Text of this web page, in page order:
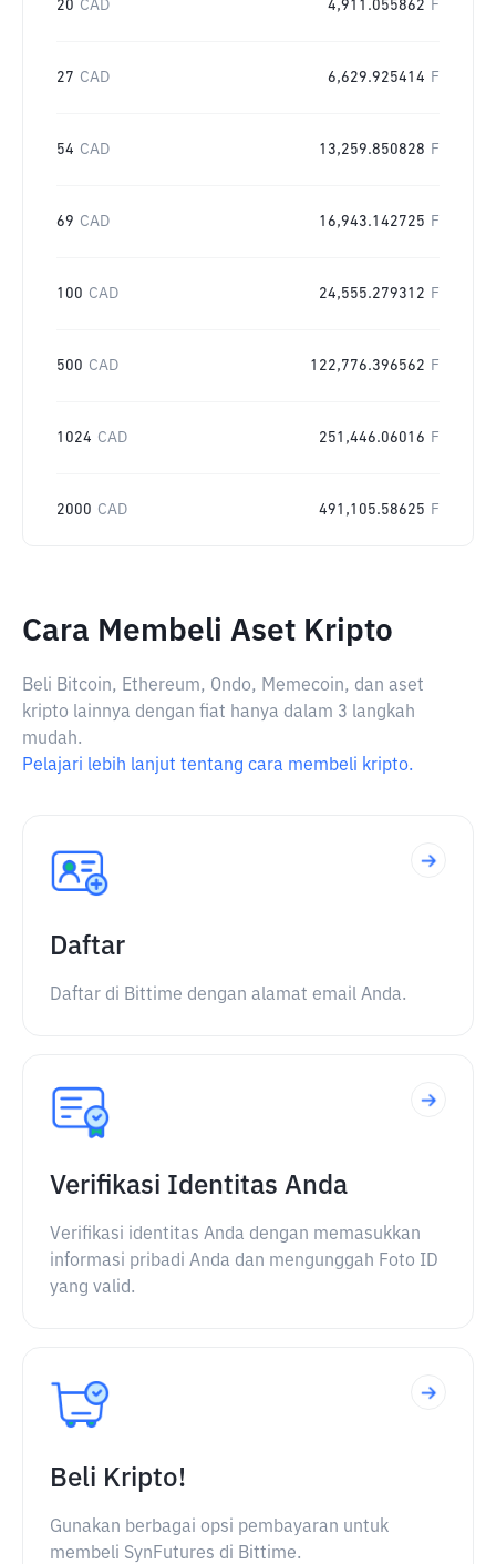
20 CAD 4,911.055862 F
27 CAD 6,629.925414 F
54 CAD 13,259.850828 F
69 CAD 16,943.142725 F
100 CAD 24,555.279312 F
500 CAD 122,776.396562 F
1024 CAD 251,446.06016 F
2000 CAD 491,105.58625 F
Cara Membeli Aset Kripto
Beli Bitcoin, Ethereum, Ondo, Memecoin, dan aset
kripto lainnya dengan fiat hanya dalam 3 langkah
mudah.
Pelajari lebih lanjut tentang cara membeli kripto.
Daftar
Daftar di Bittime dengan alamat email Anda.
Verifikasi Identitas Anda
Verifikasi identitas Anda dengan memasukkan
informasi pribadi Anda dan mengunggah Foto ID
yang valid.
Beli Kripto!
Gunakan berbagai opsi pembayaran untuk
membeli SynFutures di Bittime.